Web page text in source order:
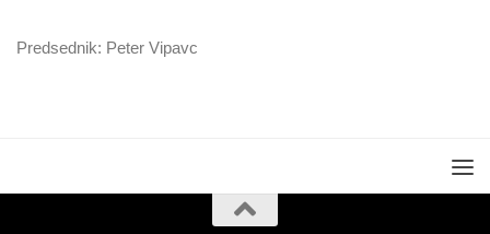
Predsednik: Peter Vipavc